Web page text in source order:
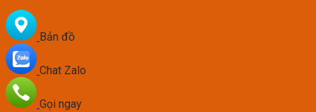
Bản đồ
Chat Zalo
Gọi ngay